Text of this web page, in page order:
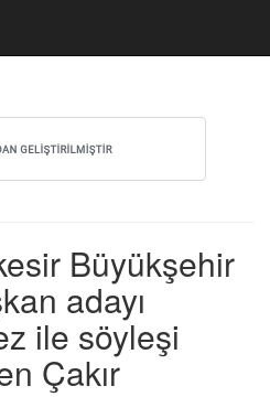
Büyükşehir
adayı
ile söyleşi
Çakır